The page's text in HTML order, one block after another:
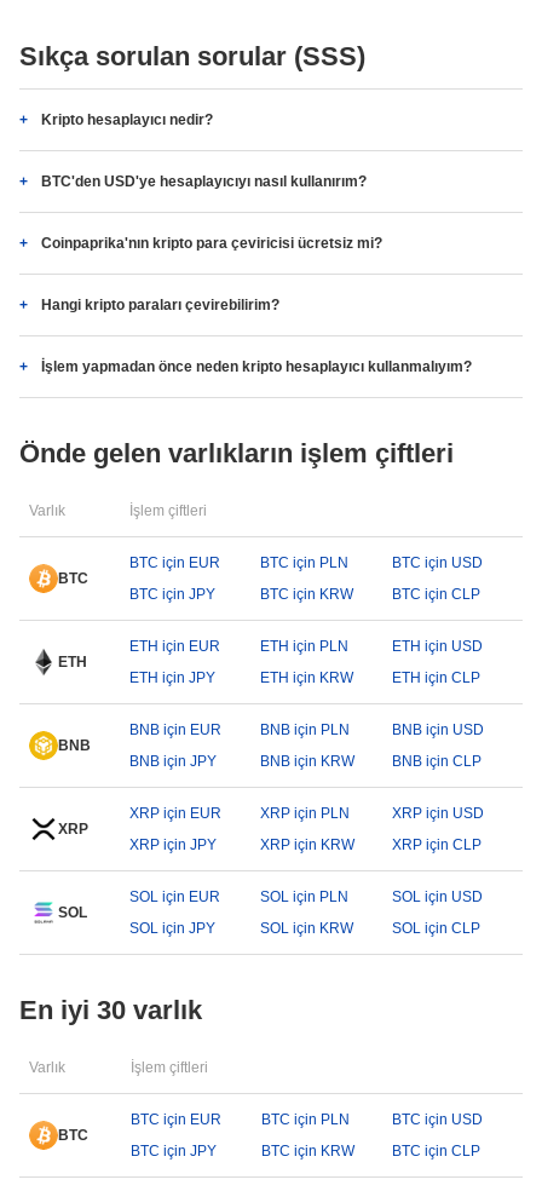
Sıkça sorulan sorular (SSS)
Kripto hesaplayıcı nedir?
BTC'den USD'ye hesaplayıcıyı nasıl kullanırım?
Coinpaprika'nın kripto para çeviricisi ücretsiz mi?
Hangi kripto paraları çevirebilirim?
İşlem yapmadan önce neden kripto hesaplayıcı kullanmalıyım?
Önde gelen varlıkların işlem çiftleri
Varlık İşlem çiftleri
BTC
BTC için EUR BTC için PLN
BTC için USD
BTC için JPY
BTC için KRW BTC için CLP
ETH
ETH için EUR ETH için PLN
ETH için USD
ETH için JPY
ETH için KRW ETH için CLP
BNB
BNB için EUR BNB için PLN
BNB için USD
BNB için JPY
BNB için KRW BNB için CLP
XRP
XRP için EUR XRP için PLN
XRP için USD
XRP için JPY
XRP için KRW XRP için CLP
SOL
SOL için EUR SOL için PLN
SOL için USD
SOL için JPY
SOL için KRW SOL için CLP
En iyi 30 varlık
Varlık İşlem çiftleri
BTC
BTC için EUR BTC için PLN
BTC için USD
BTC için JPY
BTC için KRW BTC için CLP